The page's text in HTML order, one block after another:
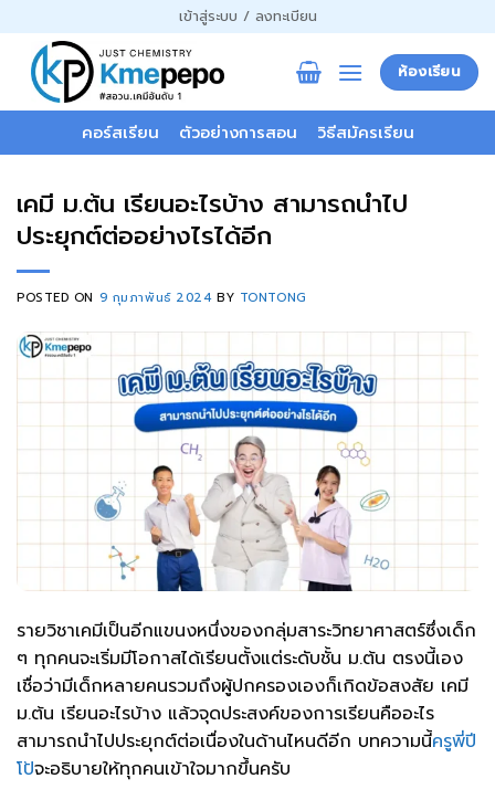
ไป
เนื้อหา
เข้าสู่ระบบ / ลงทะเบียน
ห้องเรียน
คอร์สเรียน ตัวอย่างการสอน วิธีสมัครเรียน
เคมี ม.ต้น เรียนอะไรบ้าง สามารถนำไป
ประยุกต์ต่ออย่างไรได้อีก
POSTED ON 9 กุมภาพันธ์ 2024 BY TONTONG
รายวิชาเคมีเป็นอีกแขนงหนึ่งของกลุ่มสาระวิทยาศาสตร์ซึ่งเด็ก
ๆ ทุกคนจะเริ่มมีโอกาสได้เรียนตั้งแต่ระดับชั้น ม.ต้น ตรงนี้เอง
เชื่อว่ามีเด็กหลายคนรวมถึงผู้ปกครองเองก็เกิดข้อสงสัย เคมี
ม.ต้น เรียนอะไรบ้าง แล้วจุดประสงค์ของการเรียนคืออะไร
สามารถนำไปประยุกต์ต่อเนื่องในด้านไหนดีอีก บทความนี้ครูพี่ปี
โป้จะอธิบายให้ทุกคนเข้าใจมากขึ้นครับ